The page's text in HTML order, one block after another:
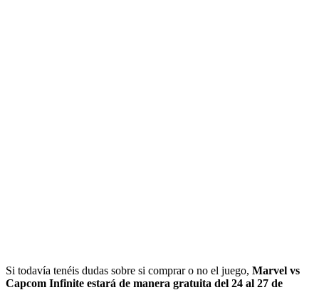
Si todavía tenéis dudas sobre si comprar o no el juego, Marvel vs
Capcom Infinite estará de manera gratuita del 24 al 27 de